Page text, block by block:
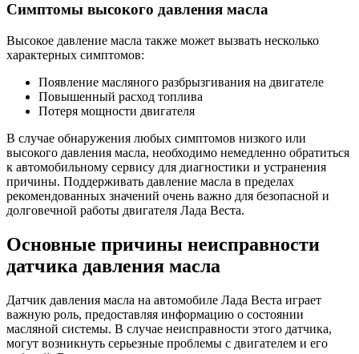
Симптомы высокого давления масла
Высокое давление масла также может вызвать несколько
характерных симптомов:
Появление масляного разбрызгивания на двигателе
Повышенный расход топлива
Потеря мощности двигателя
В случае обнаружения любых симптомов низкого или
высокого давления масла, необходимо немедленно обратиться
к автомобильному сервису для диагностики и устранения
причины. Поддерживать давление масла в пределах
рекомендованных значений очень важно для безопасной и
долговечной работы двигателя Лада Веста.
Основные причины неисправности
датчика давления масла
Датчик давления масла на автомобиле Лада Веста играет
важную роль, предоставляя информацию о состоянии
масляной системы. В случае неисправности этого датчика,
могут возникнуть серьезные проблемы с двигателем и его